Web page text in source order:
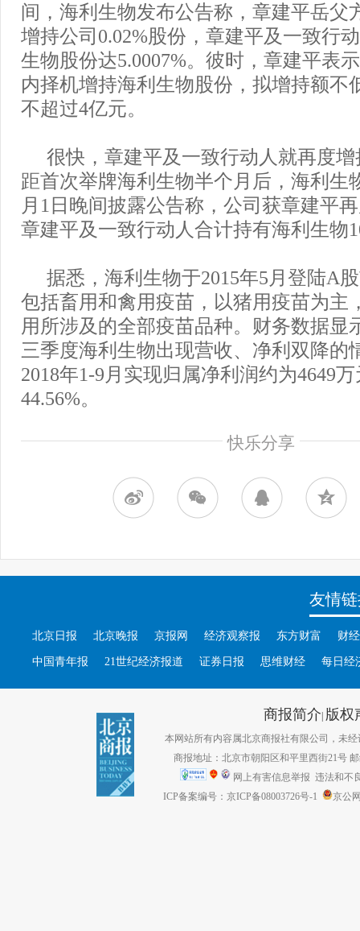
间，海利生物发布公告称，章建平岳父
增持公司0.02%股份，章建平及一致行
生物股份达5.0007%。彼时，章建平表
内择机增持海利生物股份，拟增持额不
不超过4亿元。
很快，章建平及一致行动人就再度
距首次举牌海利生物半个月后，海利生
月1日晚间披露公告称，公司获章建平
章建平及一致行动人合计持有海利生物
据悉，海利生物于2015年5月登陆A
包括畜用和禽用疫苗，以猪用疫苗为主
用所涉及的全部疫苗品种。财务数据显
三季度海利生物出现营收、净利双降的
2018年1-9月实现归属净利润约为4649
44.56%。
快乐分享
友情
北京日报 北京晚报 京报网 经济观察报 东方财富 财
中国青年报 21世纪经济报道 证券日报 思维财经 每日经
商报简介| 版权
本网站所有内容属北京商报社有限公司，未经
商报地址：北京市朝阳区和平里西街21号
网上有害信息举报 违法和不
ICP备案编号：京ICP备08003726号-1
京公